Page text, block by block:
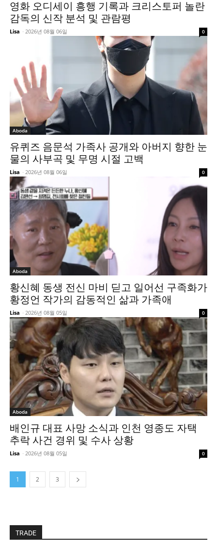
영화 오디세이 흥행 기록과 크리스토퍼 놀란
감독의 신작 분석 및 관람평
Lisa - 2026년 08월 06일 0
Aboda
유퀴즈 음문석 가족사 공개와 아버지 향한 눈
물의 사부곡 및 무명 시절 고백
Lisa - 2026년 08월 06일 0
Aboda
황신혜 동생 전신 마비 딛고 일어선 구족화가
황정언 작가의 감동적인 삶과 가족애
Lisa - 2026년 08월 05일 0
Aboda
배인규 대표 사망 소식과 인천 영종도 자택
추락 사건 경위 및 수사 상황
Lisa - 2026년 08월 05일 0
1 2 3
TRADE